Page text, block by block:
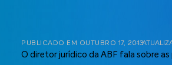
PUBLICADO EM OUTUBRO 17, 2013
–
O diretor jurídico da ABF fala sobre